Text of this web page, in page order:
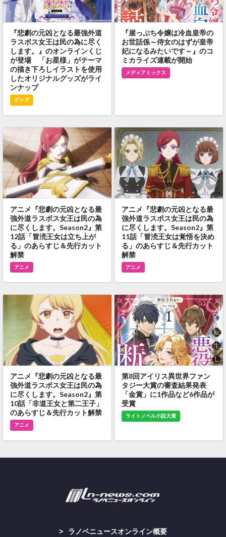
『悲劇の元凶となる最強外道
ラスボス女王は民の為に尽く
します。』のオンラインくじ
が登場 「お星様」がテーマ
の描き下ろしイラストを使用
したオリジナルグッズがライ
ンナップ
グッズ
『崖っぷち令嬢は冷血皇帝の
お世話係～侍女のはずが皇帝
妃になるみたいです～』のコ
ミカライズ連載が開始
メディアミックス
アニメ『悲劇の元凶となる最
強外道ラスボス女王は民の為
に尽くします。Season2』第
12話「冒涜王女は立ち上が
る」のあらすじ＆先行カット
解禁
アニメ
アニメ『悲劇の元凶となる最
強外道ラスボス女王は民の為
に尽くします。Season2』第
11話「冒涜王女は覚悟を決め
る」のあらすじ＆先行カット
解禁
アニメ
アニメ『悲劇の元凶となる最
強外道ラスボス女王は民の為
に尽くします。Season2』第
10話「非道王女と第二王子」
のあらすじ＆先行カット解禁
アニメ
第8回アイリス異世界ファン
タジー大賞の審査結果発表
「金賞」に1作品など6作品が
受賞
ライトノベル小説大賞
ラノベニュースオンライン概要